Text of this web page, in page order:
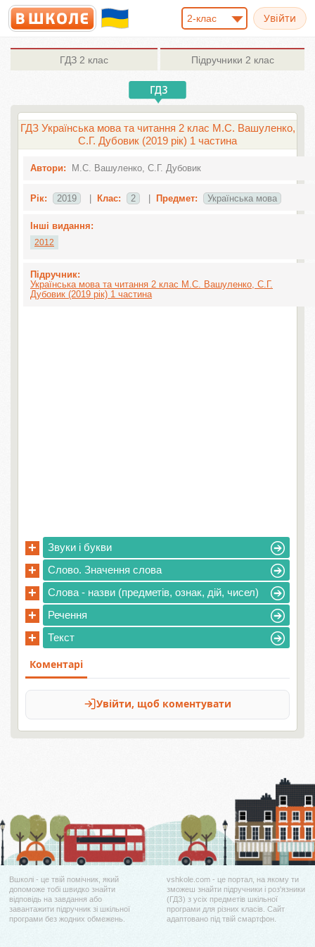
2-клас
ГДЗ 2 клас Підручники 2 клас
ГДЗ Українська мова та читання 2 клас М.С. Вашуленко,
С.Г. Дубовик (2019 рік) 1 частина
Автори: М.С. Вашуленко, С.Г. Дубовик
Рік: 2019 Клас: 2 Предмет: Українська мова
Інші видання:
2012
Підручник:
Українська мова та читання 2 клас М.С. Вашуленко, С.Г.
Дубовик (2019 рік) 1 частина
+ Звуки і букви
+ Слово. Значення слова
+ Слова - назви (предметів, ознак, дій, чисел)
+ Речення
+ Текст
Вшколі - це твій помічник, який
допоможе тобі швидко знайти
відповідь на завдання або
завантажити підручник зі шкільної
програми без жодних обмежень.
vshkole.com - це портал, на якому ти
зможеш знайти підручники і роз'язники
(ГДЗ) з усіх предметів шкільної
програми для різних класів. Сайт
адаптовано під твій смартфон.